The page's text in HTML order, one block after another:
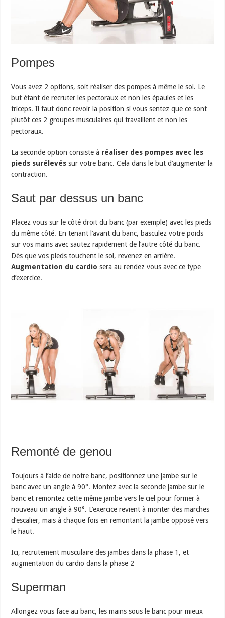
Pompes
Vous avez 2 options, soit réaliser des pompes à même le sol. Le
but étant de recruter les pectoraux et non les épaules et les
triceps. Il faut donc revoir la position si vous sentez que ce sont
plutôt ces 2 groupes musculaires qui travaillent et non les
pectoraux.
La seconde option consiste à réaliser des pompes avec les
pieds surélevés sur votre banc. Cela dans le but d’augmenter la
contraction.
Saut par dessus un banc
Placez vous sur le côté droit du banc (par exemple) avec les pieds
du même côté. En tenant l’avant du banc, basculez votre poids
sur vos mains avec sautez rapidement de l’autre côté du banc.
Dès que vos pieds touchent le sol, revenez en arrière.
Augmentation du cardio sera au rendez vous avec ce type
d’exercice.
Remonté de genou
Toujours à l’aide de notre banc, positionnez une jambe sur le
banc avec un angle à 90°. Montez avec la seconde jambe sur le
banc et remontez cette même jambe vers le ciel pour former à
nouveau un angle à 90°. L’exercice revient à monter des marches
d’escalier, mais à chaque fois en remontant la jambe opposé vers
le haut.
Ici, recrutement musculaire des jambes dans la phase 1, et
augmentation du cardio dans la phase 2
Superman
Allongez vous face au banc, les mains sous le banc pour mieux